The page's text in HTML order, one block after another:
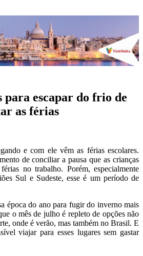
para escapar do frio de
as férias
e com ele vêm as férias escolares.
de conciliar a pausa que as crianças
no trabalho. Porém, especialmente
Sul e Sudeste, esse é um período de
época do ano para fugir do inverno mais
o mês de julho é repleto de opções não
onde é verão, mas também no Brasil. E
viajar para esses lugares sem gastar